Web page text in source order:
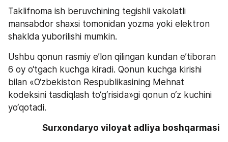
Taklifnoma ish beruvchining tegishli vakolatli
mansabdor shaxsi tomonidan yozma yoki elektron
shaklda yuborilishi mumkin.
Ushbu qonun rasmiy e’lon qilingan kundan e’tiboran
6 oy o‘tgach kuchga kiradi. Qonun kuchga kirishi
bilan «O‘zbekiston Respublikasining Mehnat
kodeksini tasdiqlash to‘g‘risida»gi qonun o‘z kuchini
yo‘qotadi.
Surxondaryo viloyat adliya boshqarmasi